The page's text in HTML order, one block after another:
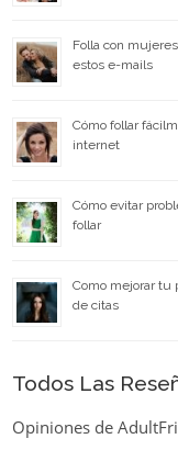
Folla con
estos e-mails
Cómo follar
internet
Cómo evitar
follar
Como mejorar tu
de citas
Todos Las
Opiniones de